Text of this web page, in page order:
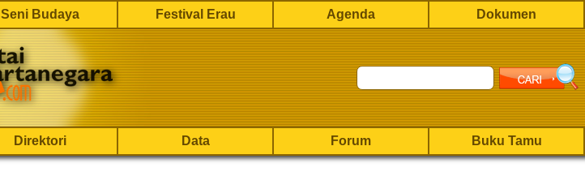
Seni Budaya Festival Erau Agenda Dokumen
Direktori Data Forum Buku Tamu